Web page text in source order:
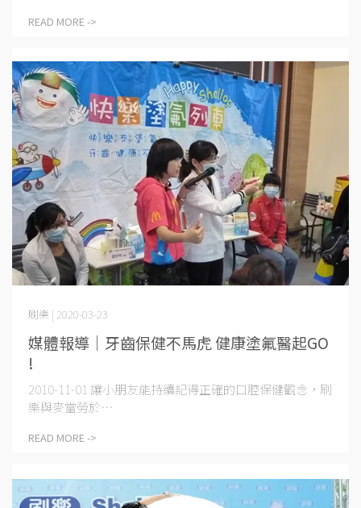
READ MORE ->
媒體報導│牙齒保健不馬虎 健康塗氟醫起GO
!
刷樂 | 2020-03-23
2010-11-01 讓小朋友能持續記得正確的口腔保健觀念，刷
樂與麥當勞於⋯
READ MORE ->